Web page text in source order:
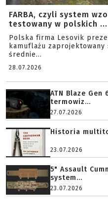
FARBA, czyli system
testowany w polskich ...
Polska firma Lesovik
kamuflażu
średnie...
28.07.2026
ATN Blaze Gen
termowiz...
27.07.2026
Historia
23.07.2026
5" Assault
system...
23.07.2026